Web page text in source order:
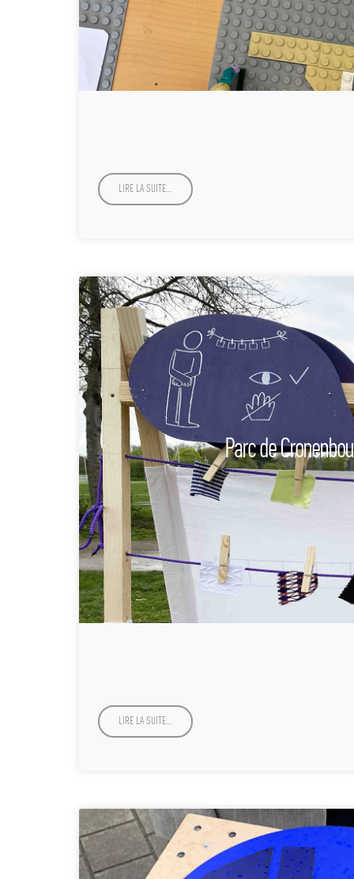
LIRE LA SUITE…
Parc de
LIRE LA SUITE…